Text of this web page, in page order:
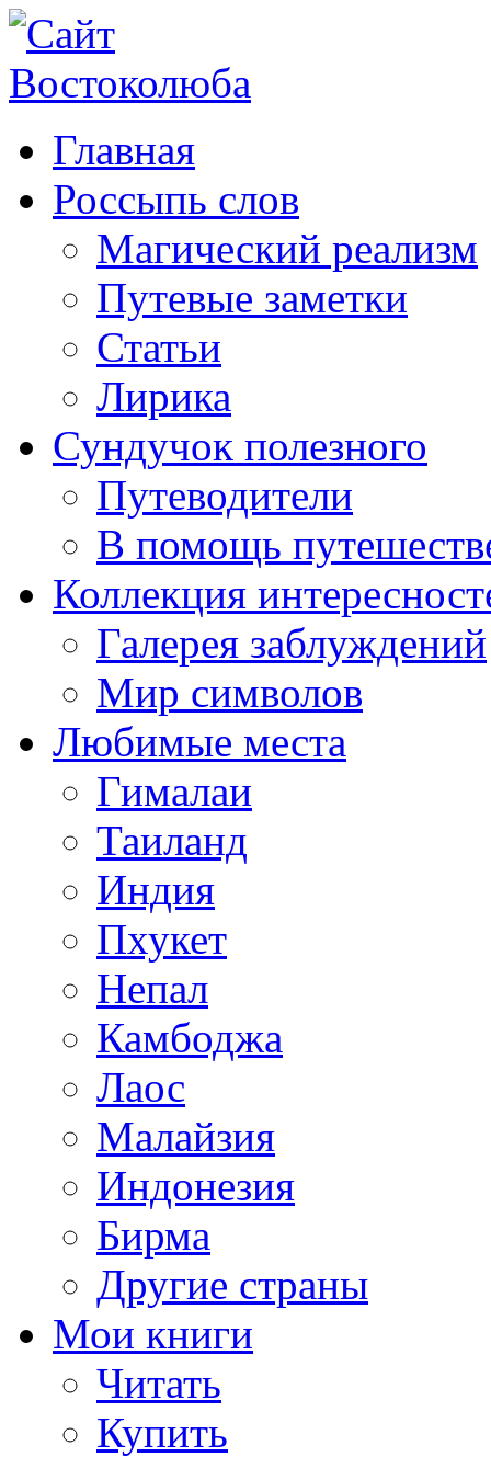
Главная
Россыпь слов
Магический реализм
Путевые заметки
Статьи
Лирика
Сундучок полезного
Путеводители
В помощь
Коллекция
Галерея заблуждений
Мир символов
Любимые места
Гималаи
Таиланд
Индия
Пхукет
Непал
Камбоджа
Лаос
Малайзия
Индонезия
Бирма
Другие страны
Мои книги
Читать
Купить